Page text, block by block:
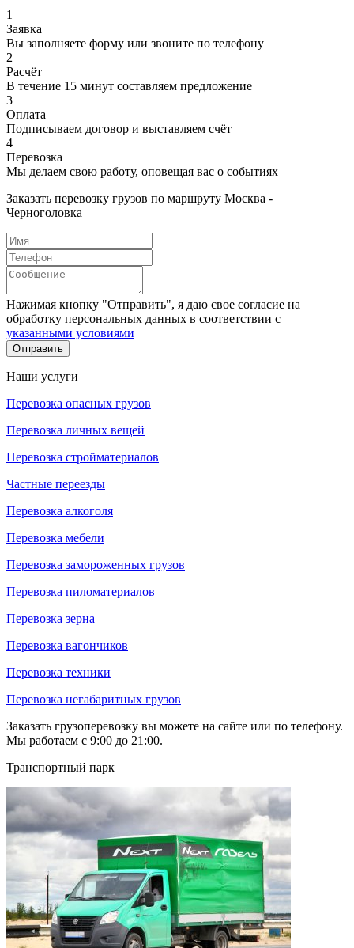
1
Заявка
Вы заполняете форму или звоните по телефону
2
Расчёт
В течение 15 минут составляем предложение
3
Оплата
Подписываем договор и выставляем счёт
4
Перевозка
Мы делаем свою работу, оповещая вас о событиях
Заказать перевозку грузов по маршруту Москва -
Черноголовка
Нажимая кнопку "Отправить", я даю свое согласие на
обработку персональных данных в соответствии с
указанными условиями
Отправить
Наши услуги
Перевозка опасных грузов
Перевозка личных вещей
Перевозка стройматериалов
Частные переезды
Перевозка алкоголя
Перевозка мебели
Перевозка замороженных грузов
Перевозка пиломатериалов
Перевозка зерна
Перевозка вагончиков
Перевозка техники
Перевозка негабаритных грузов
Заказать грузоперевозку вы можете на сайте или по телефону.
Мы работаем с 9:00 до 21:00.
Транспортный парк